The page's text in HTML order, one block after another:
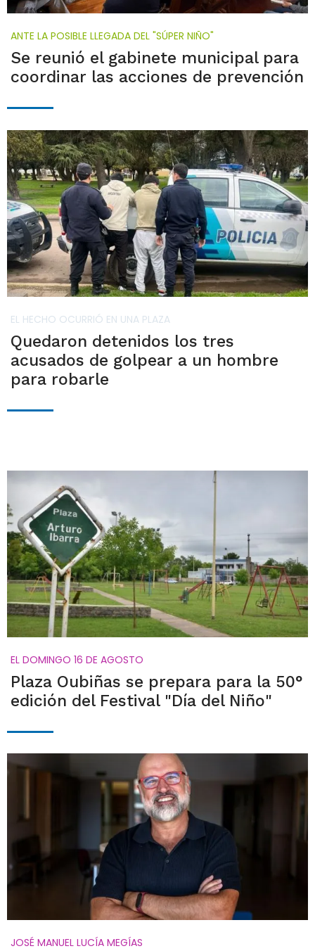
ANTE LA POSIBLE LLEGADA DEL "SÚPER NIÑO"
Se reunió el gabinete municipal para
coordinar las acciones de prevención
EL HECHO OCURRIÓ EN UNA PLAZA
Quedaron detenidos los tres
acusados de golpear a un hombre
para robarle
EL DOMINGO 16 DE AGOSTO
Plaza Oubiñas se prepara para la 50°
edición del Festival "Día del Niño"
JOSÉ MANUEL LUCÍA MEGÍAS